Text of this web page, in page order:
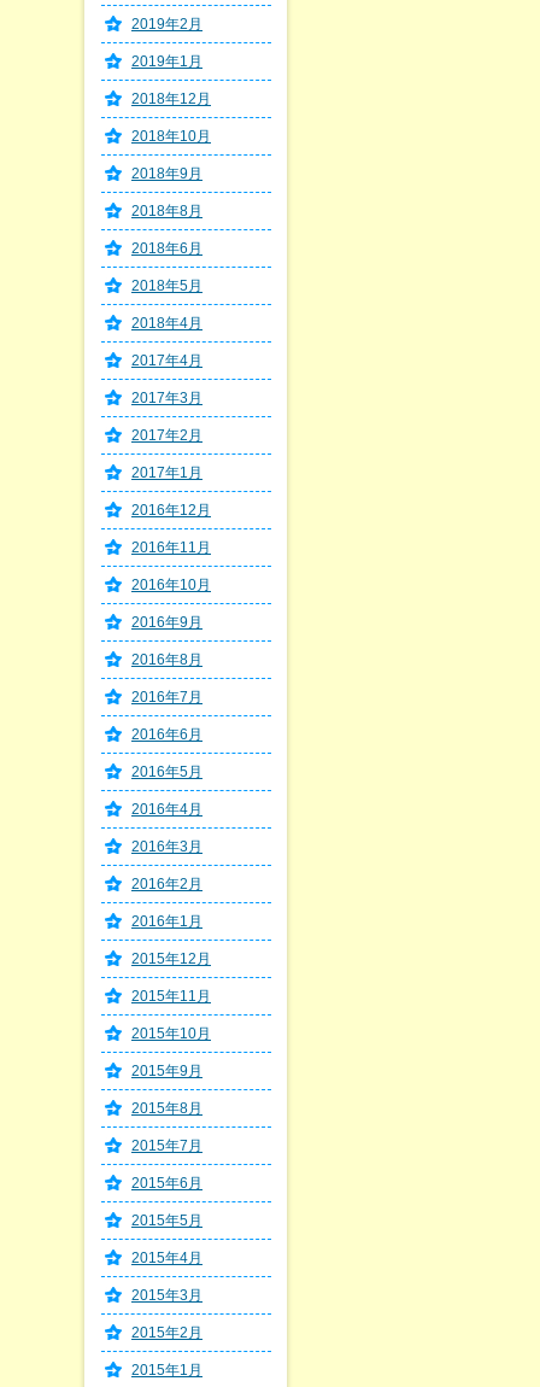
2019年2月
2019年1月
2018年12月
2018年10月
2018年9月
2018年8月
2018年6月
2018年5月
2018年4月
2017年4月
2017年3月
2017年2月
2017年1月
2016年12月
2016年11月
2016年10月
2016年9月
2016年8月
2016年7月
2016年6月
2016年5月
2016年4月
2016年3月
2016年2月
2016年1月
2015年12月
2015年11月
2015年10月
2015年9月
2015年8月
2015年7月
2015年6月
2015年5月
2015年4月
2015年3月
2015年2月
2015年1月